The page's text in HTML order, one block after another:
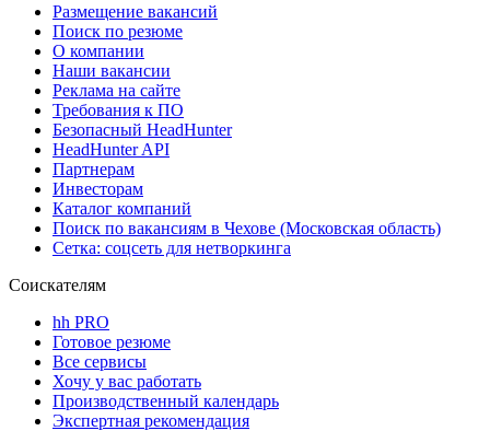
Размещение вакансий
Поиск по резюме
О компании
Наши вакансии
Реклама на сайте
Требования к ПО
Безопасный HeadHunter
HeadHunter API
Партнерам
Инвесторам
Каталог компаний
Поиск по вакансиям в Чехове (Московская область)
Сетка: соцсеть для нетворкинга
Соискателям
hh PRO
Готовое резюме
Все сервисы
Хочу у вас работать
Производственный календарь
Экспертная рекомендация